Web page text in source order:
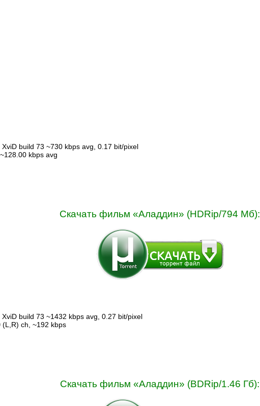
build 73 ~730 kbps avg, 0.17 bit/pixel
kbps avg
Скачать фильм «Аладдин» (HDRip/794 Мб):
build 73 ~1432 kbps avg, 0.27 bit/pixel
(L,R) ch, ~192 kbps
Скачать фильм «Аладдин» (BDRip/1.46 Гб):